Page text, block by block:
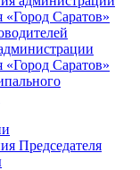
«Город Саратов»
«Город Саратов»
Председателя